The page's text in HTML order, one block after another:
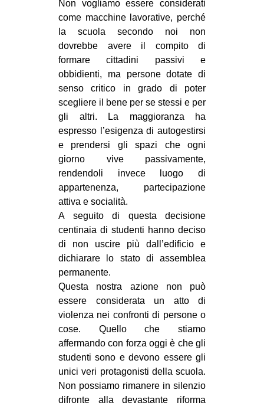
Non vogliamo essere considerati
come macchine lavorative, perché
la scuola secondo noi non
dovrebbe avere il compito di
formare cittadini passivi e
obbidienti, ma persone dotate di
senso critico in grado di poter
scegliere il bene per se stessi e per
gli altri. La maggioranza ha
espresso l’esigenza di autogestirsi
e prendersi gli spazi che ogni
giorno vive passivamente,
rendendoli invece luogo di
appartenenza, partecipazione
attiva e socialità.
A seguito di questa decisione
centinaia di studenti hanno deciso
di non uscire più dall’edificio e
dichiarare lo stato di assemblea
permanente.
Questa nostra azione non può
essere considerata un atto di
violenza nei confronti di persone o
cose. Quello che stiamo
affermando con forza oggi è che gli
studenti sono e devono essere gli
unici veri protagonisti della scuola.
Non possiamo rimanere in silenzio
difronte alla devastante riforma